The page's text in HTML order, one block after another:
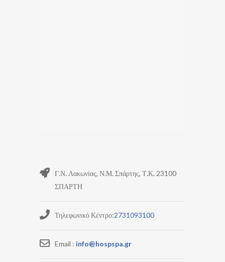
Γ.Ν. Λακωνίας, Ν.Μ. Σπάρτης, Τ.Κ. 23100
ΣΠΑΡΤΗ
Τηλεφωνικό Κέντρο:2731093100
Email : info@hospspa.gr